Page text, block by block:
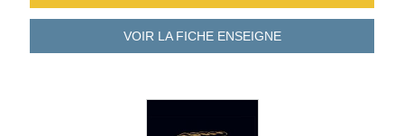
VOIR LA FICHEENSEIGNE